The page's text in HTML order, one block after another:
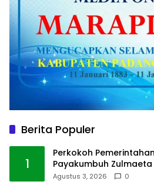
Berita Populer
1
Perkokoh
Payakumbuh
Agustus 3, 2026 0